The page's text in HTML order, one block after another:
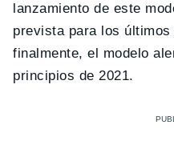
lanzamiento de este
prevista para los
finalmente, el modelo
principios de 2021.